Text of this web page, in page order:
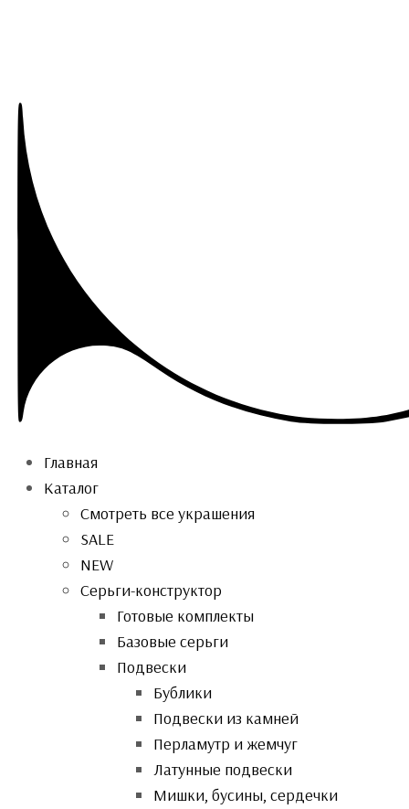
Главная
Каталог
Смотреть все украшения
SALE
NEW
Серьги-конструктор
Готовые комплекты
Базовые серьги
Подвески
Бублики
Подвески из камней
Перламутр и жемчуг
Латунные подвески
Мишки, бусины, сердечки